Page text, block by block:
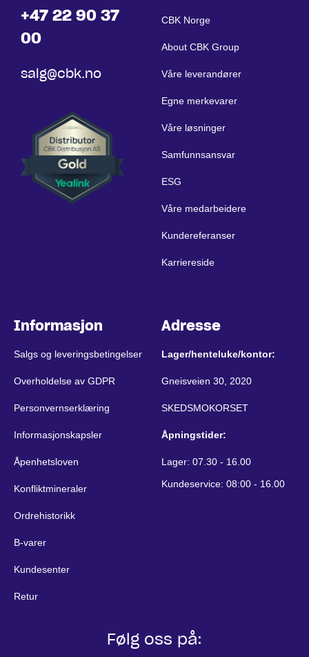
+47 22 90 37
00
salg@cbk.no
CBK Norge
About CBK Group
Våre leverandører
Egne merkevarer
Våre løsninger
Samfunnsansvar
ESG
Våre medarbeidere
Kundereferanser
Karriereside
Informasjon
Salgs og leveringsbetingelser
Overholdelse av GDPR
Personvernserklæring
Informasjonskapsler
Åpenhetsloven
Konfliktmineraler
Ordrehistorikk
B-varer
Kundesenter
Retur
Adresse
Lager/henteluke/kontor:
Gneisveien 30, 2020
SKEDSMOKORSET
Åpningstider:
Lager: 07.30 - 16.00
Kundeservice: 08:00 - 16.00
Følg oss på: